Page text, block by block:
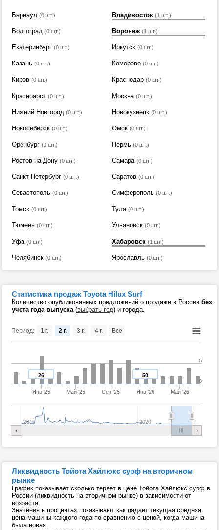
Барнаул (0 шт.) Владивосток (1 шт.)
Волгоград (0 шт.) Воронеж (1 шт.)
Екатеринбург (0 шт.) Иркутск (0 шт.)
Казань (0 шт.) Кемерово (0 шт.)
Киров (0 шт.) Краснодар (0 шт.)
Красноярск (0 шт.) Москва (0 шт.)
Нижний Новгород (0 шт.) Новокузнецк (0 шт.)
Новосибирск (0 шт.) Омск (0 шт.)
Оренбург (0 шт.) Пермь (0 шт.)
Ростов-на-Дону (0 шт.) Самара (0 шт.)
Санкт-Петербург (0 шт.) Саратов (0 шт.)
Севастополь (0 шт.) Симферополь (0 шт.)
Томск (0 шт.) Тула (0 шт.)
Тюмень (0 шт.) Ульяновск (0 шт.)
Уфа (0 шт.) Хабаровск (1 шт.)
Челябинск (0 шт.) Ярославль (0 шт.)
Статистика продаж Toyota Hilux Surf
Количество опубликованных предложений о продаже в России без
учета года выпуска(выбрать год) и города.
Период:
50
26
Янв '25 Май '25 Сен '25 Янв '26 Май '26
2010 2020
0
5
1 г. 2 г. 3 г. 4 г. Все
Ликвидность Тойота Хайлюкс сурф на вторичном
рынке
График показывает сколько теряет в цене Тойота Хайлюкс сурф в
России (ликвидность на вторичном рынке) в зависимости от
возраста.
Значения в процентах показывают как падает текущая средняя
цена машины каждого года по сравнению с ценой, когда машина
была новая.